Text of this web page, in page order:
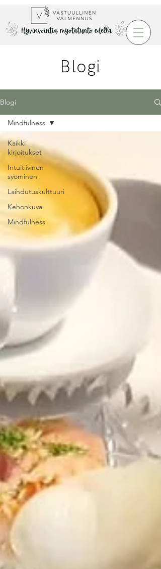
Blogi
Blogi
Kaikki
kirjoitukset
Intuitiivinen
syöminen
Laihdutuskulttuuri
Kehonkuva
Mindfulness
Mindfulness